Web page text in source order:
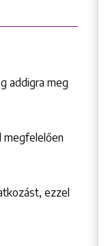
addigra meg
megfelelően
ezzel